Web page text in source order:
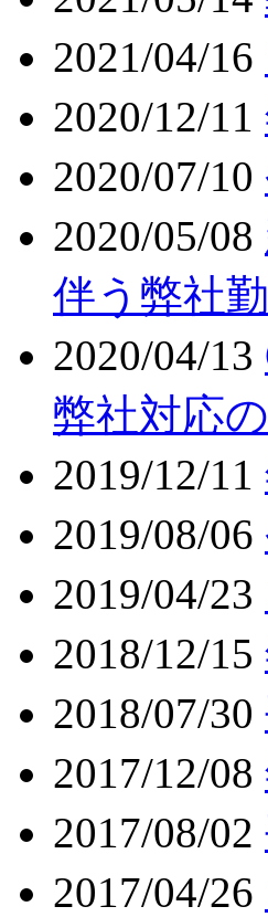
2021/04/16
2020/12/11
2020/07/10
2020/05/08
伴う弊社
2020/04/13
弊社対応
2019/12/11
2019/08/06
2019/04/23
2018/12/15
2018/07/30
2017/12/08
2017/08/02
2017/04/26